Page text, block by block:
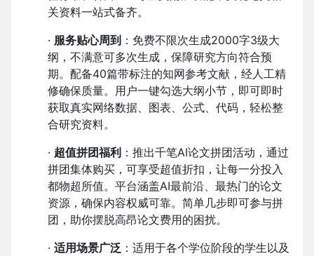
关资料一站式备齐。
· 服务贴心周到 ：免费不限次生成2000字3级大
纲，不满意可多次生成，保障研究方向符合预
期。配备40篇带标注的知网参考文献，经人工精
修确保质量。用户一键勾选大纲小节，即可即时
获取真实网络数据、图表、公式、代码，轻松整
合研究资料。
· 超值拼团福利 ：推出千笔AI论文拼团活动，通过
拼团集体购买，可享受超值折扣，让每一分投入
都物超所值。平台涵盖AI最前沿、最热门的论文
资源，确保内容权威可靠。简单几步即可参与拼
团，助你摆脱高昂论文费用的困扰。
· 适用场景广泛 ：适用于各个学位阶段的学生以及